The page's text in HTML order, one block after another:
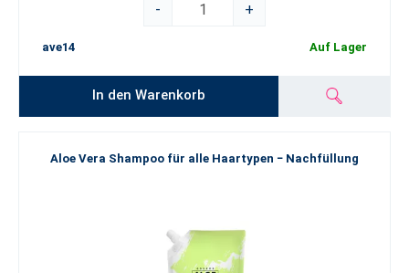
-
+
ave14 Auf Lager
In den Warenkorb
Aloe Vera Shampoo für alle Haartypen − Nachfüllung